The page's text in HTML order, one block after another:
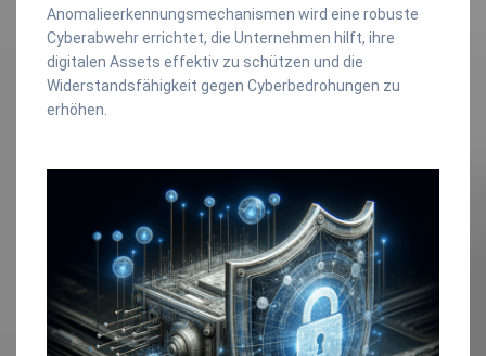
Anomalieerkennungsmechanismen wird eine robuste
Cyberabwehr errichtet, die Unternehmen hilft, ihre
digitalen Assets effektiv zu schützen und die
Widerstandsfähigkeit gegen Cyberbedrohungen zu
erhöhen.